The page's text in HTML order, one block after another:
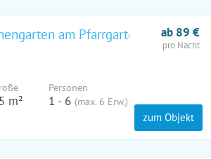
am Pfarrgarten Starkow
m²
Personen
1 - 6 (max. 6 Erw.)
ab 89 €
pro Nacht
zum Objekt